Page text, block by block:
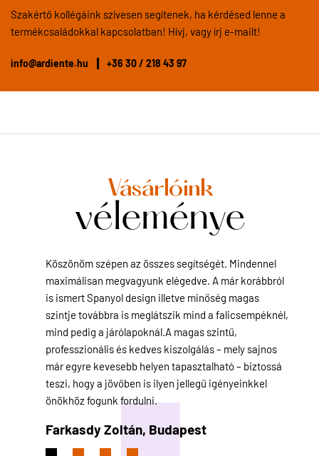
Szakértő kollégáink szívesen segítenek, ha kérdésed lenne a
termékcsaládokkal kapcsolatban! Hívj, vagy írj e-mailt!
info@ardiente.hu +36 30 / 218 43 97
Vásárlóink
véleménye
Köszönöm szépen az összes segítségét. Mindennel
maximálisan megvagyunk elégedve. A már korábbról
is ismert Spanyol design illetve minőség magas
szintje továbbra is meglátszik mind a falicsempéknél,
mind pedig a járólapoknál.A magas szintű,
professzionális és kedves kiszolgálás – mely sajnos
már egyre kevesebb helyen tapasztalható – biztossá
teszi, hogy a jövőben is ilyen jellegű igényeinkkel
önökhöz fogunk fordulni.
Farkasdy Zoltán, Budapest